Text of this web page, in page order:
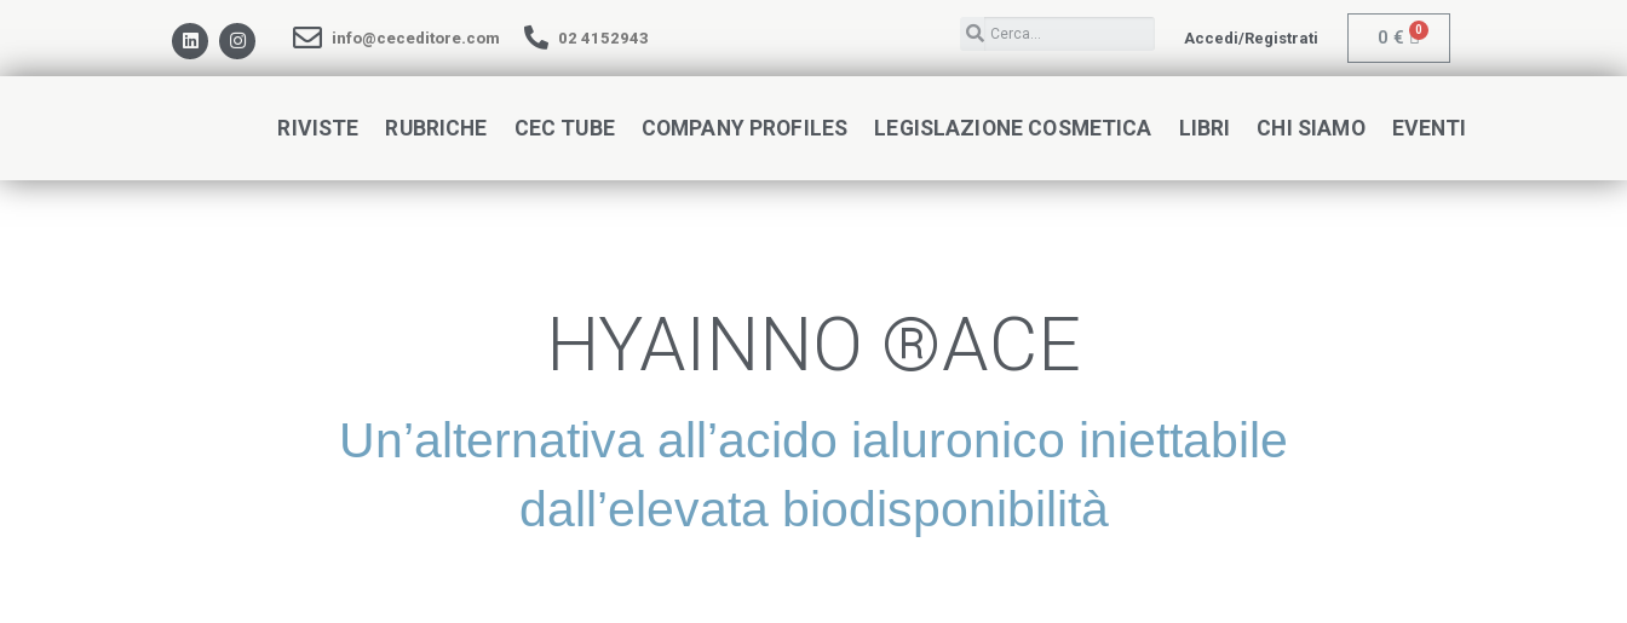
info@ceceditore.com 02 4152943 Accedi/Registrati 0 €
RIVISTE RUBRICHE CEC TUBE COMPANY PROFILES LEGISLAZIONE COSMETICA LIBRI CHI SIAMO EVENTI
HYAINNO ®ACE
Un’alternativa all’acido ialuronico iniettabile
dall’elevata biodisponibilità